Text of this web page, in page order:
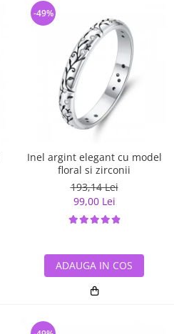
Inel argint elegant cu model
floral si zirconii
193,14 Lei
99,00 Lei
-49%
ADAUGA IN COS